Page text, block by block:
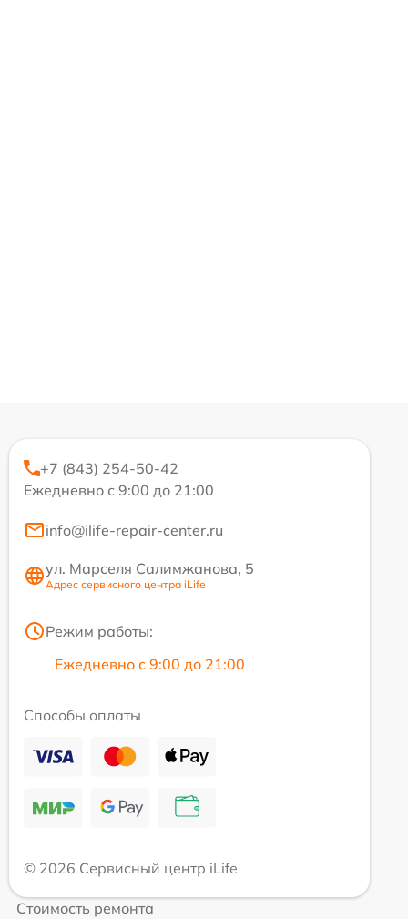
+7 (843) 254-50-42
Ежедневно с 9:00 до 21:00
info@ilife-repair-center.ru
ул. Марселя Салимжанова, 5
Адрес сервисного центра iLife
Режим работы:
Ежедневно с 9:00 до 21:00
Способы оплаты
© 2026 Сервисный центр iLife
Стоимость ремонта